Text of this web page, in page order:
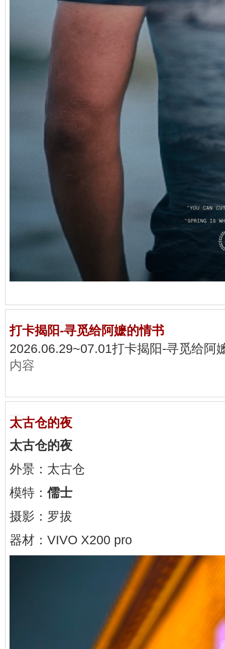
打卡揭阳-寻觅给阿嬷的情书
2026.06.29~07.01打卡揭阳-寻觅给阿
内容
太古仓的夜
太古仓的夜
外景：太古仓
模特：儒士
摄影：罗拔
器材：VIVO X200 pro